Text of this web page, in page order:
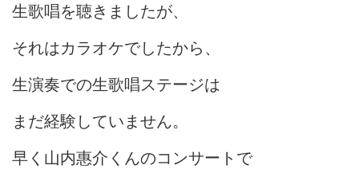
生歌唱を聴きましたが、
それはカラオケでしたから、
生演奏での生歌唱ステージは
まだ経験していません。
早く山内惠介くんのコンサートで